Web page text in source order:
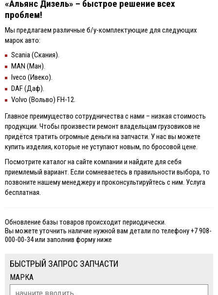
«Альянс Дизель» – быстрое решение всех
проблем!
Мы предлагаем различные б/у-комплектующие для следующих
марок авто:
Scania (Скания).
MAN (Ман).
Iveco (Ивеко).
DAF (Даф).
Volvo (Вольво) FH-12.
Главное преимущество сотрудничества с нами – низкая стоимость
продукции. Чтобы произвести ремонт владельцам грузовиков не
придётся тратить огромные деньги на запчасти. У нас вы можете
купить изделия, которые не уступают новым, по бросовой цене.
Посмотрите каталог на сайте компании и найдите для себя
приемлемый вариант. Если сомневаетесь в правильности выбора, то
позвоните нашему менеджеру и проконсультируйтесь с ним. Услуга
бесплатная.
Обновление базы товаров происходит периодически.
Вы можете уточнить наличие нужной вам детали по телефону +7 908-
000-00-34 или заполнив форму ниже
БЫСТРЫЙ ЗАПРОС ЗАПЧАСТИ
МАРКА